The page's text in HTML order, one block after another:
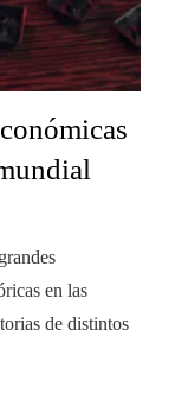
en las
de distintos